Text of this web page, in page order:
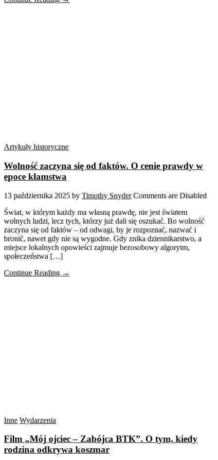
Artykuły historyczne
Wolność zaczyna się od faktów. O cenie prawdy w
epoce kłamstwa
13 października 2025 by Timothy Snyder Comments are Disabled
Świat, w którym każdy ma własną prawdę, nie jest światem
wolnych ludzi, lecz tych, którzy już dali się oszukać. Bo wolność
zaczyna się od faktów – od odwagi, by je rozpoznać, nazwać i
bronić, nawet gdy nie są wygodne. Gdy znika dziennikarstwo, a
miejsce lokalnych opowieści zajmuje bezosobowy algorytm,
społeczeństwa […]
Continue Reading →
Inne Wydarzenia
Film „Mój ojciec – Zabójca BTK”. O tym, kiedy
rodzina odkrywa koszmar